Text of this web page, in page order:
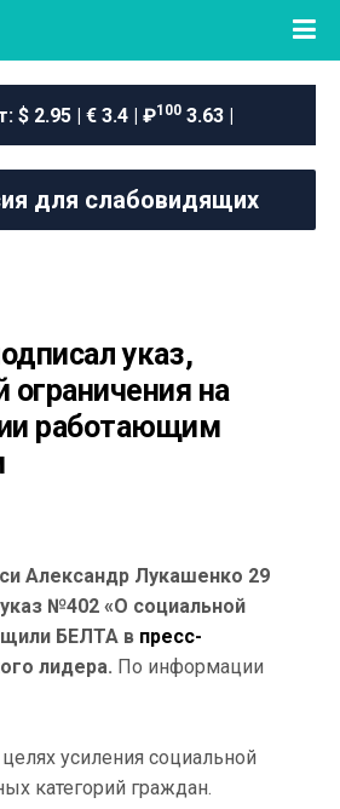
$ 2.95 | € 3.4 | ₽1003.63 |
для слабовидящих
указ,
на
работающим
Александр Лукашенко 29
№402 «О социальной
БЕЛТА в пресс-
лидера. По информации
усиления социальной
категорий граждан.